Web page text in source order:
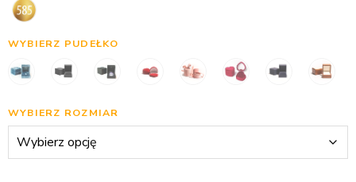
WYBIERZ PUDEŁKO
WYBIERZ ROZMIAR